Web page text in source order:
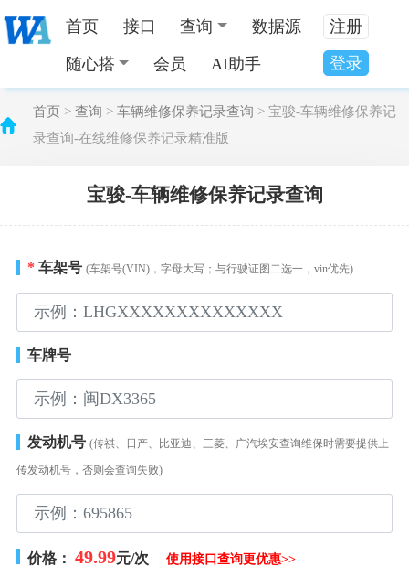
首页 接口 查询 数据源
随心搭 会员 AI助手
注册
登录
首页 > 查询 > 车辆维修保养记录查询 > 宝骏-车辆维修保养记
录查询-在线维修保养记录精准版
宝骏-车辆维修保养记录查询
* 车架号 (车架号(VIN)，字母大写；与行驶证图二选一，vin优先)
车牌号
发动机号 (传祺、日产、比亚迪、三菱、广汽埃安查询维保时需要提供上
传发动机号，否则会查询失败)
价格： 49.99元/次 使用接口查询更优惠>>